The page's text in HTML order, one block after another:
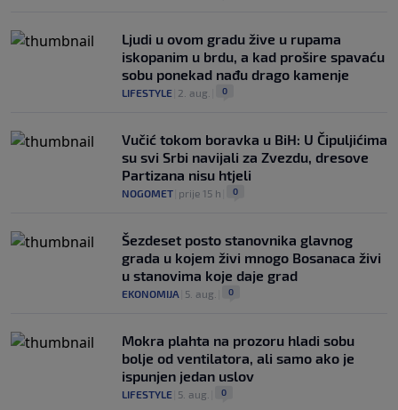
Ljudi u ovom gradu žive u rupama
iskopanim u brdu, a kad prošire spavaću
sobu ponekad nađu drago kamenje
LIFESTYLE 2. aug. 0
Vučić tokom boravka u BiH: U Čipuljićima
su svi Srbi navijali za Zvezdu, dresove
Partizana nisu htjeli
NOGOMET prije 15 h 0
Šezdeset posto stanovnika glavnog
grada u kojem živi mnogo Bosanaca živi
u stanovima koje daje grad
EKONOMIJA 5. aug. 0
Mokra plahta na prozoru hladi sobu
bolje od ventilatora, ali samo ako je
ispunjen jedan uslov
LIFESTYLE 5. aug. 0